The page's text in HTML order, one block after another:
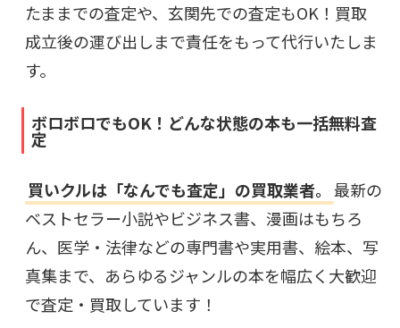
たままでの査定や、玄関先での査定もOK！買取
成立後の運び出しまで責任をもって代行いたしま
す。
ボロボロでもOK！どんな状態の本も一括無料査
定
買いクルは「なんでも査定」の買取業者。 最新の
ベストセラー小説やビジネス書、漫画はもちろ
ん、医学・法律などの専門書や実用書、絵本、写
真集まで、あらゆるジャンルの本を幅広く大歓迎
で査定・買取しています！